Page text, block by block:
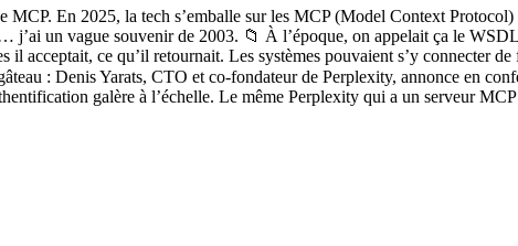
En 2025, la tech s’emballe sur les MCP (Model Context
j’ai un vague souvenir de 2003. 📁 À l’époque, on appelait ça le
il acceptait, ce qu’il retournait. Les systèmes pouvaient s’y connecter
: Denis Yarats, CTO et co-fondateur de Perplexity, annonce en
galère à l’échelle. Le même Perplexity qui a un serveur